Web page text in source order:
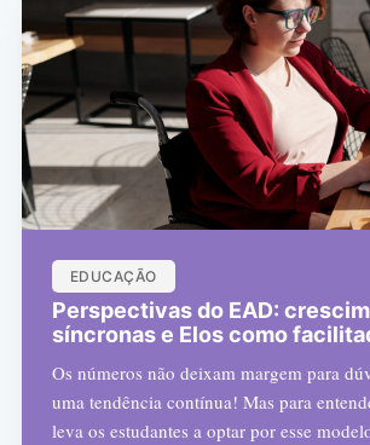
EDUCAÇÃO
Perspectivas do EAD:
síncronas e Elos como
Os números não deixam margem para
uma tendência contínua! Mas para
leva os estudantes a optar por esse